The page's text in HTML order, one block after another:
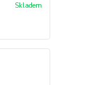
Skladem